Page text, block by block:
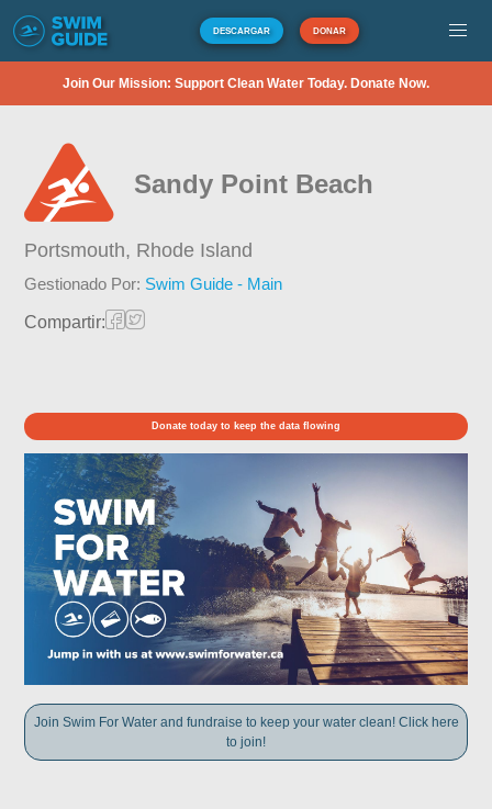
DESCARGAR DONAR
Join Our Mission: Support Clean Water Today. Donate Now.
Sandy Point Beach
Portsmouth, Rhode Island
Gestionado Por: Swim Guide - Main
Compartir:
Donate today to keep the data flowing
Join Swim For Water and fundraise to keep your water clean! Click here
to join!